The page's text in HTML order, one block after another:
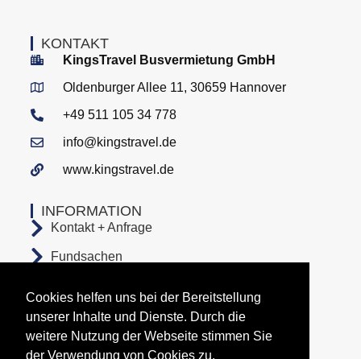
Cookies helfen uns bei der Bereitstellung
unserer Inhalte und Dienste. Durch die
weitere Nutzung der Webseite stimmen Sie
der Verwendung von Cookies zu.
INFORMATION
Kontakt + Anfrage
Fundsachen
AGB
Datenschutz
KONTAKT
KingsTravel Busvermietung GmbH
Oldenburger Allee 11, 30659 Hannover
+49 511 105 34 778
info@kingstravel.de
www.kingstravel.de